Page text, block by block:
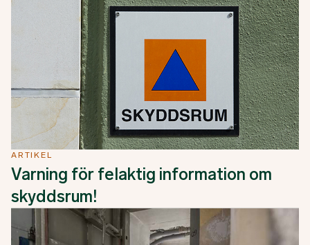
ARTIKEL
Varning för felaktig information om
skyddsrum!